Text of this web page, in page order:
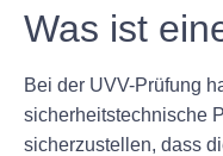
Was ist
Bei der UVV-Prüfung
sicherheitstechnische
sicherzustellen, dass